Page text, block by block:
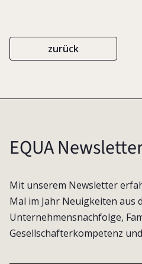
zurück
EQUA
Mit unserem Newsletter
Mal im Jahr Neuigkeiten aus
Unternehmensnachfolge,
Gesellschafterkompetenz